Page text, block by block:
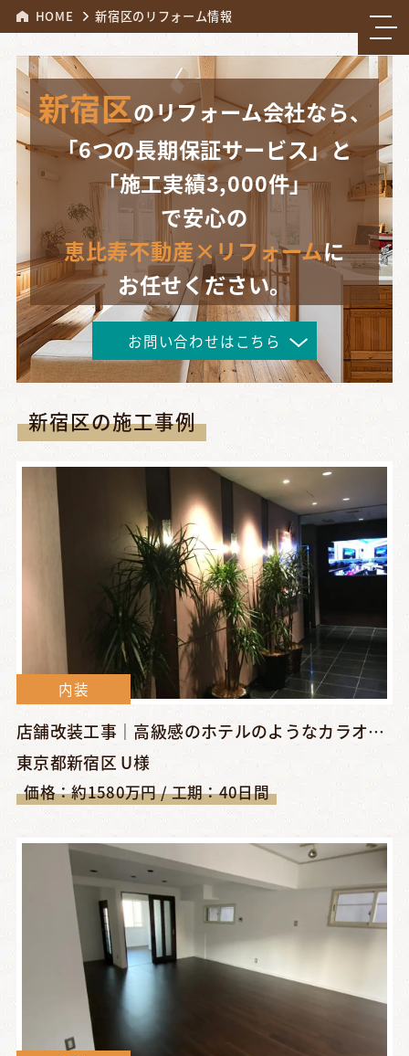
HOME 新宿区のリフォーム情報
新宿区のリフォーム会社なら、
「6つの長期保証サービス」と
「施工実績3,000件」
で安心の
恵比寿不動産×リフォームに
お任せください。
お問い合わせはこちら
新宿区の施工事例
内装
店舗改装工事｜高級感のホテルのようなカラオケ店へ、おしゃれな...
東京都新宿区 U様
価格：約1580万円 / 工期：40日間